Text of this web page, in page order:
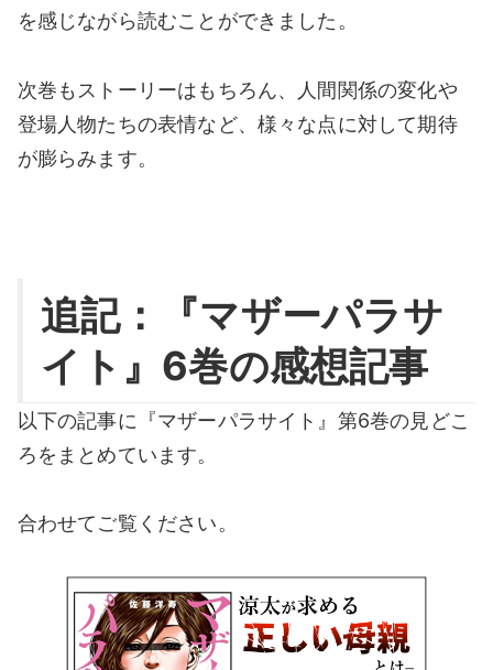
を感じながら読むことができました。
次巻もストーリーはもちろん、人間関係の変化や
登場人物たちの表情など、様々な点に対して期待
が膨らみます。
追記：
『マザーパラサ
イト』6巻の感想記事
以下の記事に『マザーパラサイト』第6巻の見どこ
ろをまとめています。
合わせてご覧ください。